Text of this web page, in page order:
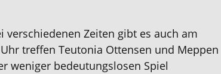
verschiedenen Zeiten gibt es auch am
treffen Teutonia Ottensen und Meppen
weniger bedeutungslosen Spiel